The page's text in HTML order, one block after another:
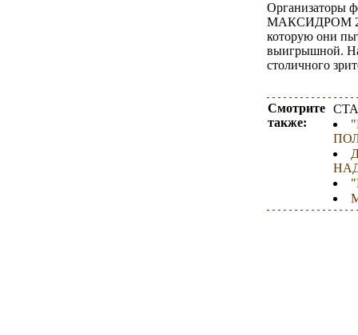
Организаторы
МАКСИДРОМ
которую они
выигрышной.
столичного
Смотрите
также: